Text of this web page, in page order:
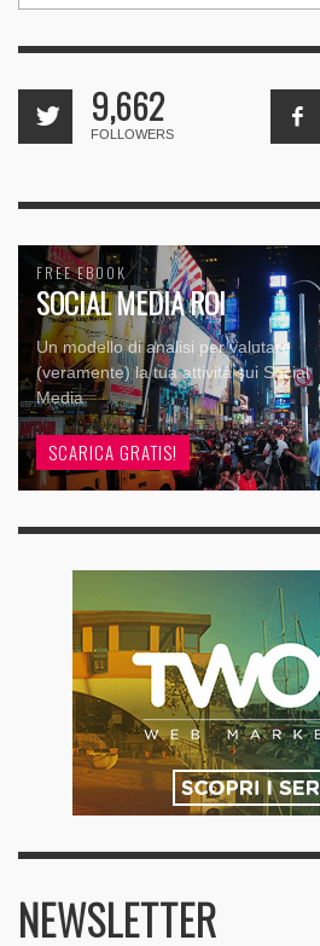
9,662
FOLLOWERS
FREE EBOOK
SOCIAL MEDIA ROI
Un modello di analisi per valutare
(veramente) la tua attività sui Social
Media
SCARICA GRATIS!
NEWSLETTER